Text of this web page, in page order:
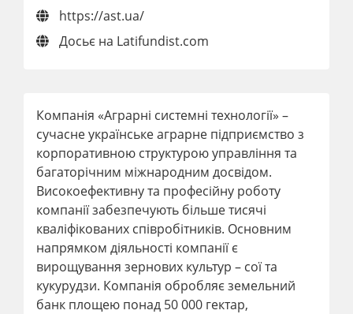
https://ast.ua/
Досьє на Latifundist.com
Компанія «Аграрні системні технології» –
сучасне українське аграрне підприємство з
корпоративною структурою управління та
багаторічним міжнародним досвідом.
Високоефективну та професійну роботу
компанії забезпечують більше тисячі
кваліфікованих співробітників. Основним
напрямком діяльності компанії є
вирощування зернових культур – сої та
кукурудзи. Компанія обробляє земельний
банк площею понад 50 000 гектар,